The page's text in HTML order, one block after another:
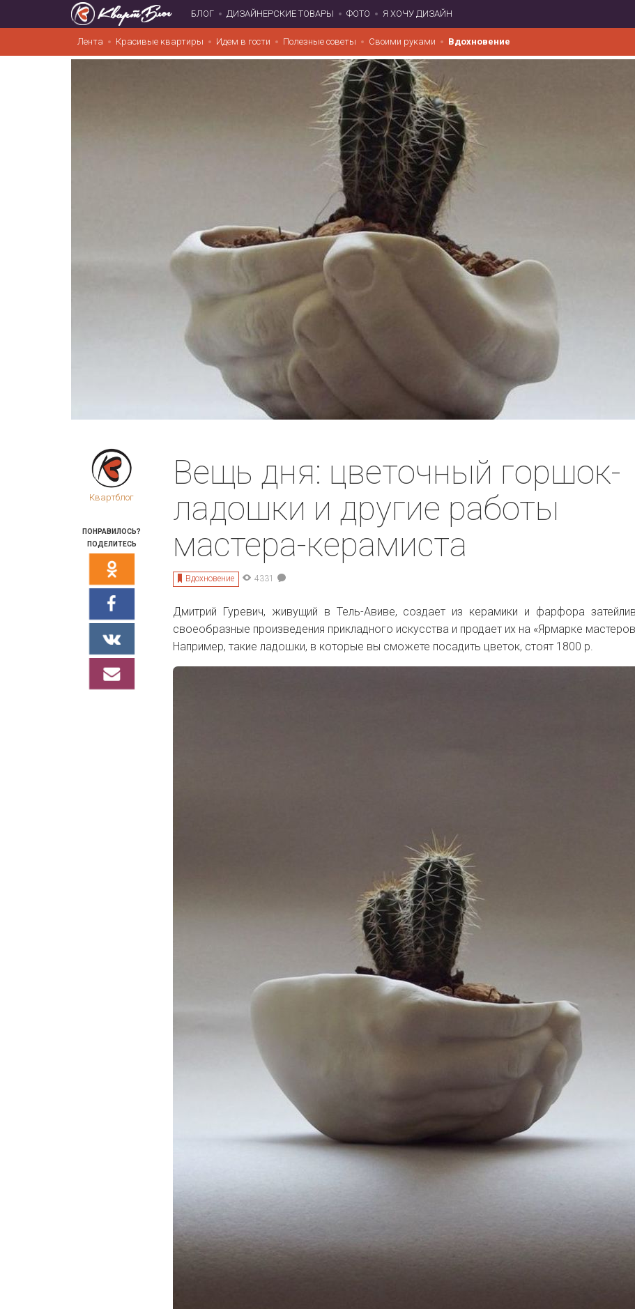
БЛОГ ДИЗАЙНЕРСКИЕ ТОВАРЫ ФОТО Я ХОЧУ ДИЗАЙН
Лента Красивые квартиры Идем в гости Полезные советы Своими руками Вдохновение
Квартблог
ПОНРАВИЛОСЬ?
ПОДЕЛИТЕСЬ
Вещь дня: цветочный горшок-
ладошки и другие работы
мастера-керамиста
Вдохновение 4331
Дмитрий Гуревич, живущий в Тель-Авиве, создает из керамики и фарфора
своеобразные произведения прикладного искусства и продает их на «Ярмарке
Например, такие ладошки, в которые вы сможете посадить цветок, стоят 1800 р.